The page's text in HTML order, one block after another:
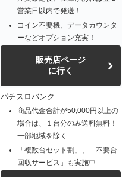
営業日以内で発送！
コイン不要機、データカウンタ
ーなどオプション充実！
販売店ページ
に行く
パチスロバンク
商品代金合計が50,000円以上の
場合は、１台分のみ送料無料！
一部地域を除く
「複数台セット割」、「不要台
回収サービス」も実施中